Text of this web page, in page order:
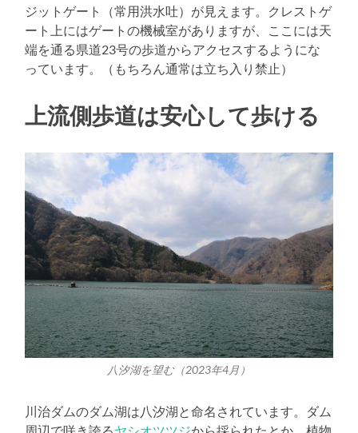
ジットゲート（常用洪水吐）が見えます。クレストゲ
ート上にはゲートの機械室がありますが、ここには天
端を通る県道23号の歩道からアクセスするようにな
っています。（もちろん通常は立ち入り禁止）
上流側歩道は安心して歩ける
八汐湖を望む（2023年4月）
川治ダムのダム湖は八汐湖と命名されています。ダム
周辺で咲き誇るヤシオツツジから採られたとか。植物